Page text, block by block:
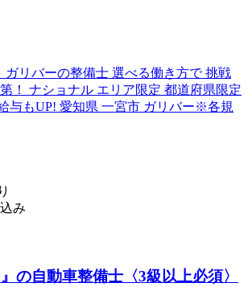
み
の自動車整備士〈3級以上必須〉